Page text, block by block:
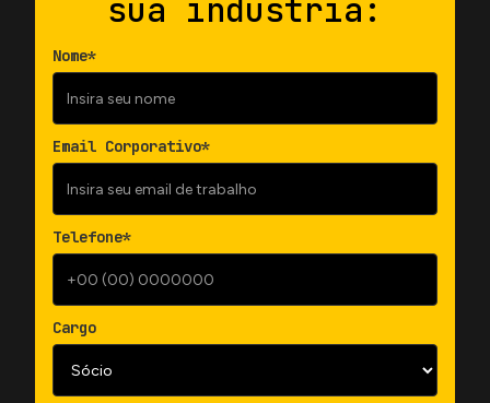
sua indústria:
Nome*
Email Corporativo*
Telefone*
Cargo